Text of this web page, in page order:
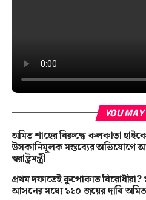
YOU
অমিত শাহের বিরুদ্ধে কলকাতা
উসকানিমূলক মন্তব্যের অভিযোগে
স্বরাষ্ট্রমন্ত্রী
প্রথম দফাতেই কুপোকাত বিরোধীরা?
আসনের মধ্যে ১১০ জয়ের দাবি